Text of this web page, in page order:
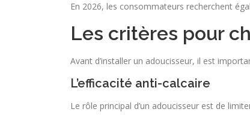
En 2026, les consommateurs recherchent
Les critères pour
Avant d’installer un adoucisseur, il est
L’efficacité anti-calcaire
Le rôle principal d’un adoucisseur est de